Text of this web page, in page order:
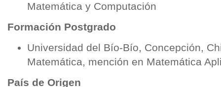
Matemática y Computación
Formación Postgrado
Universidad del Bío-Bío, Concepción,
Matemática, mención en Matemática
País de Origen